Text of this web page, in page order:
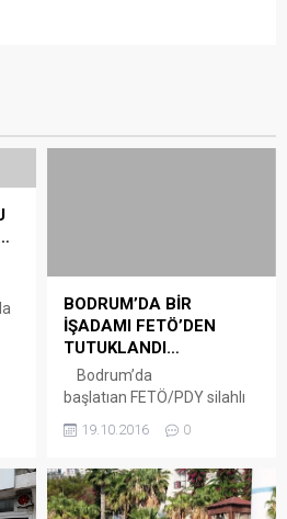
BODRUM’DA BİR
İŞADAMI FETÖ’DEN
TUTUKLANDI…
Bodrum’da
başlatıan FETÖ/PDY silahlı
terör örgütüne yönelik
sürdürülen soruşturma
alınan 5 kişiden biri daha
bugün tutuklandı.
19.10.2016 0